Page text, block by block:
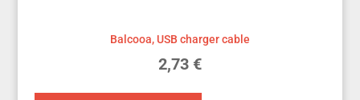
Balcooa, USB charger cable
2,73 €